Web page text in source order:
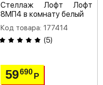
Стеллаж Лофт Лофт
8МП4 в комнату белый
Код товара: 177414
(5)
59690 Р